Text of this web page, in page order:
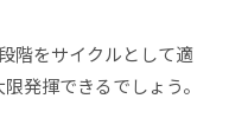
階をサイクルとして適
発揮できるでしょう。